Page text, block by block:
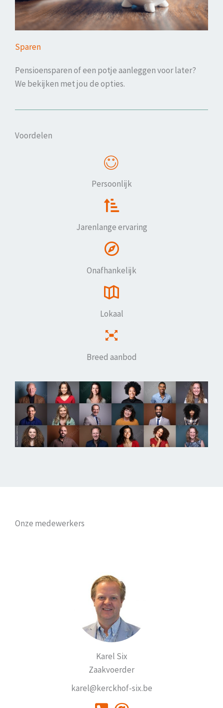
Sparen
Pensioensparen of een potje aanleggen voor later?
We bekijken met jou de opties.
Voordelen
Persoonlijk
Jarenlange ervaring
Onafhankelijk
Lokaal
Breed aanbod
Onze medewerkers
Karel Six
Zaakvoerder
karel@kerckhof-six.be